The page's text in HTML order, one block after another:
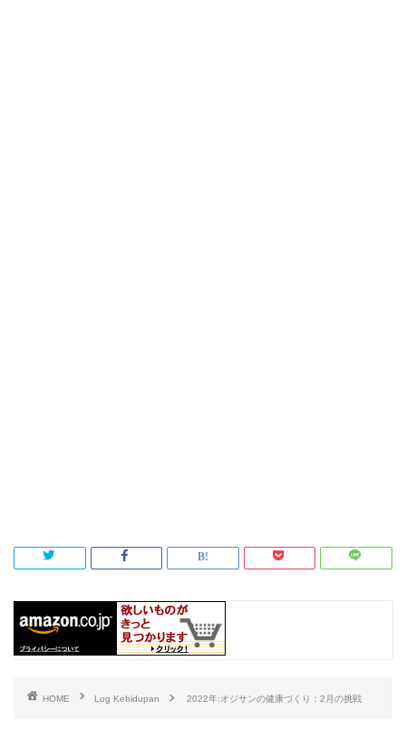
HOME Log Kehidupan 2022年:オジサンの健康づくり：2月の挑戦